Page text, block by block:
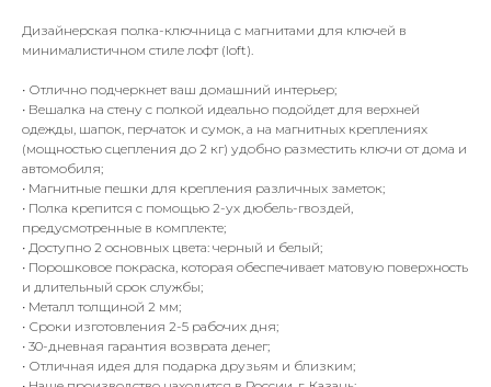
Дизайнерская полка-ключница с магнитами для ключей в
минималистичном стиле лофт (loft).
• Отлично подчеркнет ваш домашний интерьер;
• Вешалка на стену с полкой идеально подойдет для верхней
одежды, шапок, перчаток и сумок, а на магнитных креплениях
(мощностью сцепления до 2 кг) удобно разместить ключи от дома и
автомобиля;
• Магнитные пешки для крепления различных заметок;
• Полка крепится с помощью 2-ух дюбель-гвоздей,
предусмотренные в комплекте;
• Доступно 2 основных цвета: черный и белый;
• Порошковое покраска, которая обеспечивает матовую поверхность
и длительный срок службы;
• Металл толщиной 2 мм;
• Сроки изготовления 2-5 рабочих дня;
• 30-дневная гарантия возврата денег;
• Отличная идея для подарка друзьям и близким;